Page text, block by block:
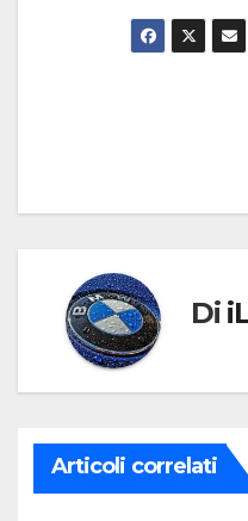
Di
Articoli correlati